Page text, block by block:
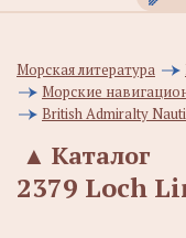
Морская литература
Морские
British Admiralty
Каталог
▲
2379 Loch